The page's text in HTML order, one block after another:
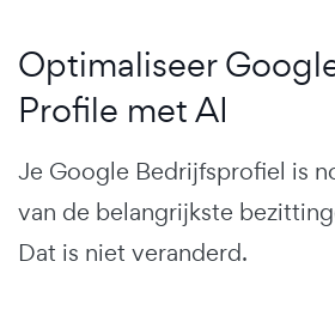
Optimaliseer
Profile met AI
Je Google Bedrijfsprofiel is
van de belangrijkste
Dat is niet veranderd.